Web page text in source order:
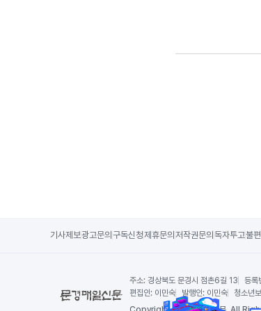
기사제보광고문의 구독신청제휴문의 저작권문의 독자투고불
주소: 경상북도 문경시 점촌6길 13 등록
편집인: 이민숙 발행인: 이민숙 청소년